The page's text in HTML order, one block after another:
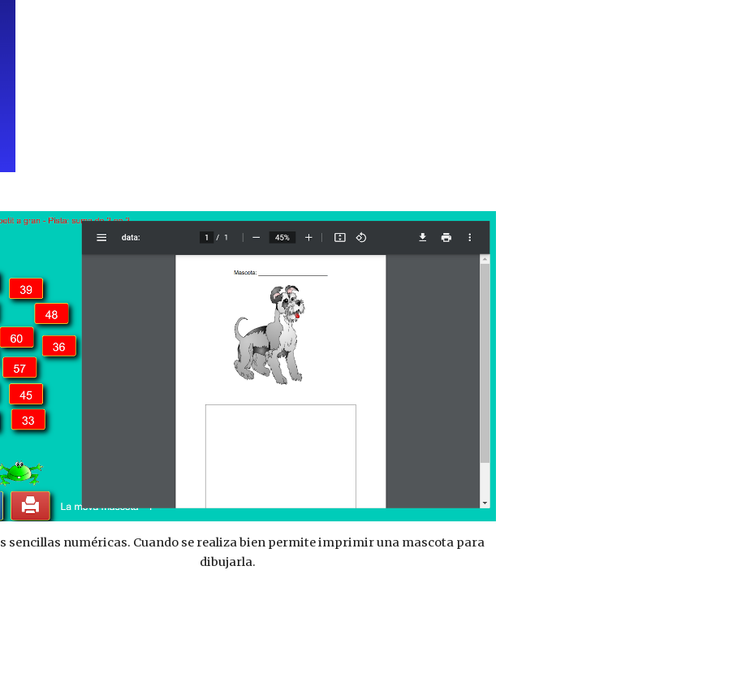
sencillas numéricas. Cuando se realiza bien permite imprimir una mascota para
dibujarla.